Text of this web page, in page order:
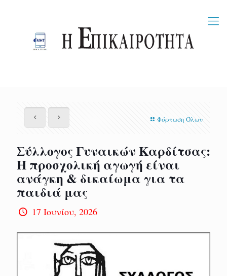
Φόρτωση Όλων
Σύλλογος Γυναικών Καρδίτσας:
Η προσχολική αγωγή είναι
ανάγκη & δικαίωμα για τα
παιδιά μας
17 Ιουνίου, 2026